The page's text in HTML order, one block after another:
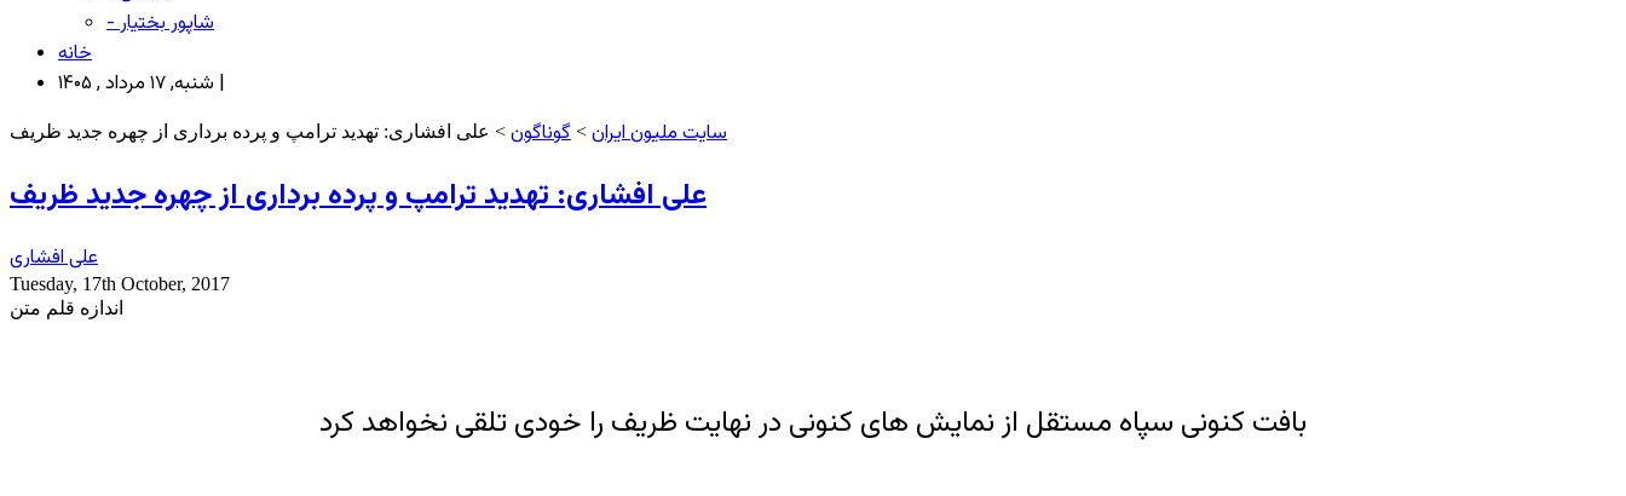
- شاپور بختیار
خانه
شنبه, ۱۷ مرداد , ۱۴۰۵ |
سایت ملیون ایران > گوناگون > علی افشاری: تهدید ترامپ و پرده برداری از چهره جدید ظریف
علی افشاری: تهدید ترامپ و پرده برداری از چهره جدید ظریف
علی افشاری
Tuesday, 17th October, 2017
اندازه قلم متن
بافت کنونی سپاه مستقل از نمایش های کنونی در نهایت ظریف را خودی تلقی نخواهد کرد